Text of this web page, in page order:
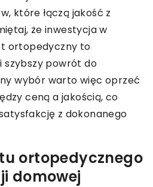
które łączą jakość z
że inwestycja w
ortopedyczny to
szybszy powrót do
wybór warto więc oprzeć
ceną a jakością, co
z dokonanego
ortopedycznego
domowej